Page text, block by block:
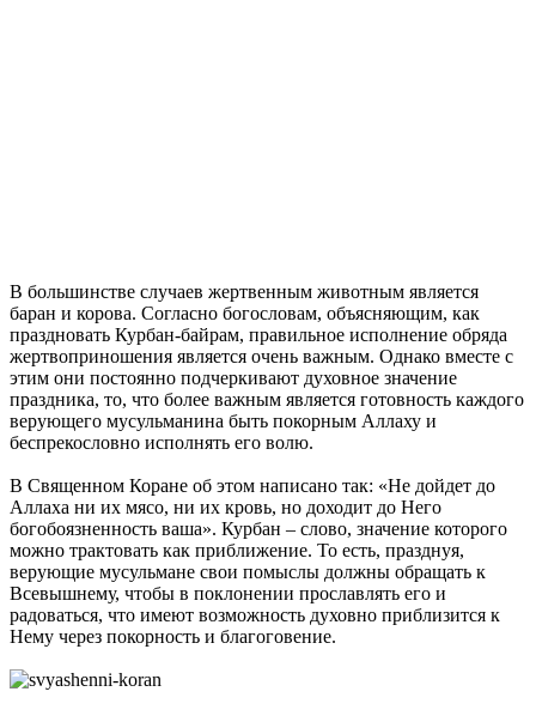
В большинстве случаев жертвенным животным является
баран и корова. Согласно богословам, объясняющим, как
праздновать Курбан-байрам, правильное исполнение обряда
жертвоприношения является очень важным. Однако вместе с
этим они постоянно подчеркивают духовное значение
праздника, то, что более важным является готовность каждого
верующего мусульманина быть покорным Аллаху и
беспрекословно исполнять его волю.
В Священном Коране об этом написано так: «Не дойдет до
Аллаха ни их мясо, ни их кровь, но доходит до Него
богобоязненность ваша». Курбан – слово, значение которого
можно трактовать как приближение. То есть, празднуя,
верующие мусульмане свои помыслы должны обращать к
Всевышнему, чтобы в поклонении прославлять его и
радоваться, что имеют возможность духовно приблизится к
Нему через покорность и благоговение.